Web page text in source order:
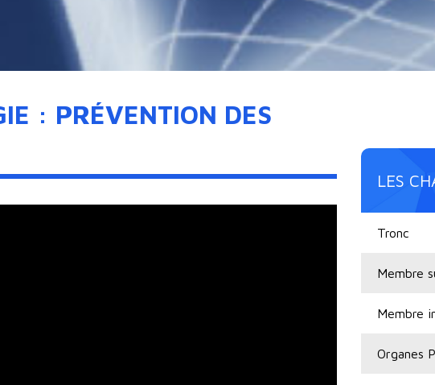
: PRÉVENTION DES
LES
Tronc
Membre
Membre
Organes